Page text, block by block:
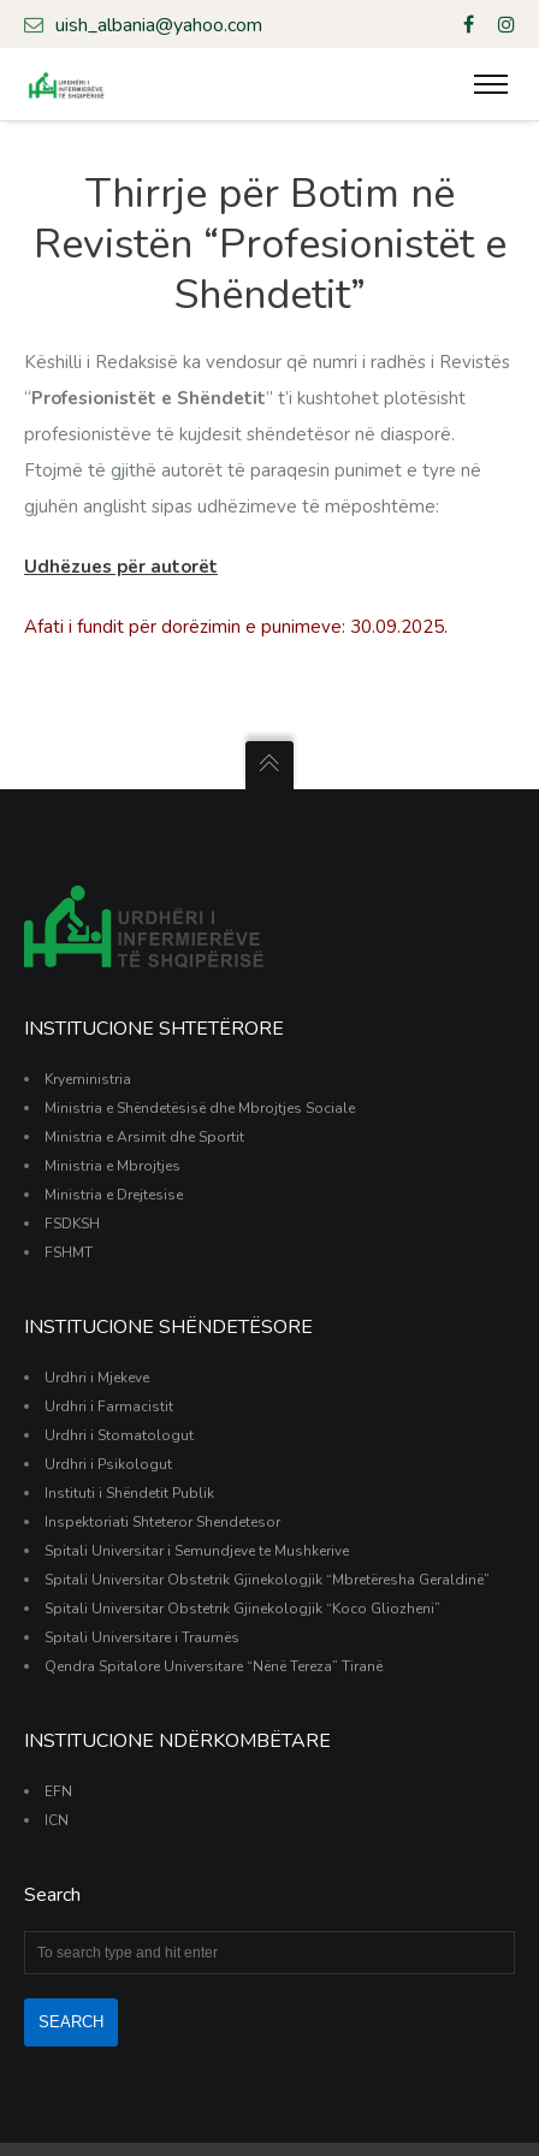
uish_albania@yahoo.com
Thirrje për Botim në
Revistën “Profesionistët e
Shëndetit”
Këshilli i Redaksisë ka vendosur që numri i radhës i Revistës
“Profesionistët e Shëndetit” t’i kushtohet plotësisht
profesionistëve të kujdesit shëndetësor në diasporë.
Ftojmë të gjithë autorët të paraqesin punimet e tyre në
gjuhën anglisht sipas udhëzimeve të mëposhtëme:
Udhëzues për autorët
Afati i fundit për dorëzimin e punimeve: 30.09.2025.
INSTITUCIONE SHTETËRORE
Kryeministria
Ministria e Shëndetësisë dhe Mbrojtjes Sociale
Ministria e Arsimit dhe Sportit
Ministria e Mbrojtjes
Ministria e Drejtesise
FSDKSH
FSHMT
INSTITUCIONE SHËNDETËSORE
Urdhri i Mjekeve
Urdhri i Farmacistit
Urdhri i Stomatologut
Urdhri i Psikologut
Instituti i Shëndetit Publik
Inspektoriati Shteteror Shendetesor
Spitali Universitar i Semundjeve te Mushkerive
Spitali Universitar Obstetrik Gjinekologjik “Mbretëresha Geraldinë”
Spitali Universitar Obstetrik Gjinekologjik “Koco Gliozheni”
Spitali Universitare i Traumës
Qendra Spitalore Universitare “Nënë Tereza” Tiranë
INSTITUCIONE NDËRKOMBËTARE
EFN
ICN
Search